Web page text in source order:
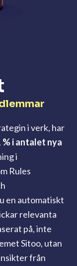
i verk, har
% i antalet nya
i
Rules
en automatiskt
relevanta
på, inte
Sitoo, utan
från